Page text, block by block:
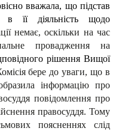
вважала, що підстав
в її діяльність щодо
немає, оскільки на час
провадження на
рішення Вищої
бере до уваги, що в
інформацію про
повідомлення про
правосуддя. Тому
поясненнях слід